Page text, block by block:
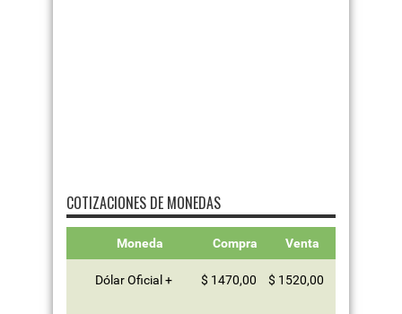
COTIZACIONES DE MONEDAS
Moneda Compra Venta
Dólar Oficial + $ 1470,00 $ 1520,00